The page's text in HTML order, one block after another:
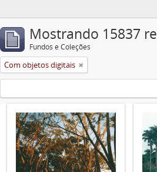
Mostrando 15837
Fundos e Coleções
Com objetos digitais